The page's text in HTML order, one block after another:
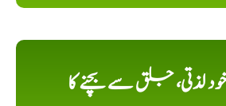
لذتی، جلق سے بچنے کا